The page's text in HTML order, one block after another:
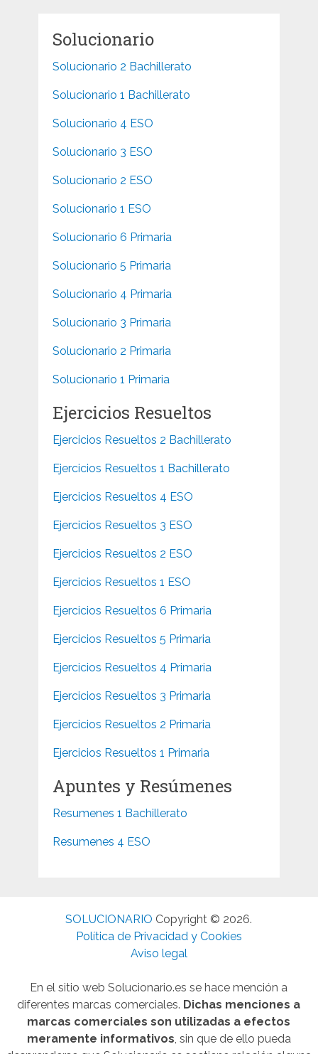
Solucionario
Solucionario 2 Bachillerato
Solucionario 1 Bachillerato
Solucionario 4 ESO
Solucionario 3 ESO
Solucionario 2 ESO
Solucionario 1 ESO
Solucionario 6 Primaria
Solucionario 5 Primaria
Solucionario 4 Primaria
Solucionario 3 Primaria
Solucionario 2 Primaria
Solucionario 1 Primaria
Ejercicios Resueltos
Ejercicios Resueltos 2 Bachillerato
Ejercicios Resueltos 1 Bachillerato
Ejercicios Resueltos 4 ESO
Ejercicios Resueltos 3 ESO
Ejercicios Resueltos 2 ESO
Ejercicios Resueltos 1 ESO
Ejercicios Resueltos 6 Primaria
Ejercicios Resueltos 5 Primaria
Ejercicios Resueltos 4 Primaria
Ejercicios Resueltos 3 Primaria
Ejercicios Resueltos 2 Primaria
Ejercicios Resueltos 1 Primaria
Apuntes y Resúmenes
Resumenes 1 Bachillerato
Resumenes 4 ESO
SOLUCIONARIO Copyright © 2026.
Política de Privacidad y Cookies
Aviso legal
En el sitio web Solucionario.es se hace mención a
diferentes marcas comerciales. Dichas menciones a
marcas comerciales son utilizadas a efectos
meramente informativos, sin que de ello pueda